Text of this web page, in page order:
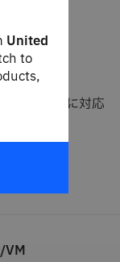
アラートに対応
ら
VM
United
to